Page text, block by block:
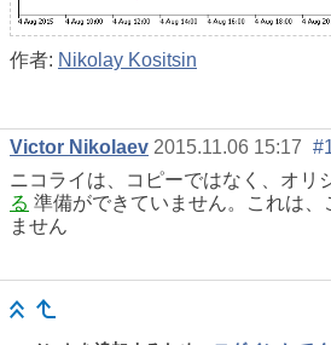
作者: Nikolay Kositsin
Victor Nikolaev 2015.11.06 15:17
ニコライは、コピーではなく、オリ
る 準備ができていません。これは
ません